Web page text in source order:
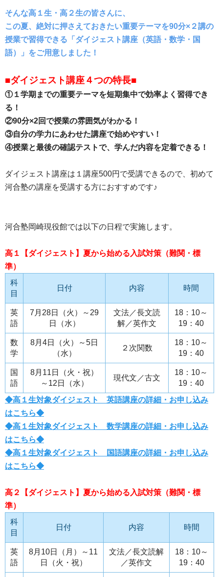
そんな高１生・高２生の皆さんに、
この夏、絶対に押さえておきたい重要テーマを90分×２講の
授業で習得できる「ダイジェスト講座（英語・数学・国
語）」をご用意しました！
■ダイジェスト講座４つの特長■
①１学期までの重要テーマを短期集中で効率よく習得でき
る！
②90分×2回で授業の雰囲気がわかる！
③自分の学力にあわせた講座で始めやすい！
④授業と最後の確認テストで、学んだ内容を定着できる！
ダイジェスト講座は１講座500円で受講できるので、初めて
河合塾の講座を受講する方におすすめです♪
河合塾岡崎現役館では以下の日程で実施します。
高１【ダイジェスト】夏から始める入試対策（難関・標
準）
科
目
日付 内容 時間
英
語
7月28日（火）～29
日（水）
文法／長文読
解／英作文
18：10～
19：40
数
学
8月4日（火）～5日
（水）
２次関数
18：10～
19：40
国
語
8月11日（火・祝）
～12日（水）
現代文／古文
18：10～
19：40
◆高１生対象ダイジェスト 英語講座の詳細・お申し込み
はこちら◆
◆高１生対象ダイジェスト 数学講座の詳細・お申し込み
はこちら◆
◆高１生対象ダイジェスト 国語講座の詳細・お申し込み
はこちら◆
高２【ダイジェスト】夏から始める入試対策（難関・標
準）
科
目
日付 内容 時間
英
語
8月10日（月）～11
日（火・祝）
文法／長文読解
／英作文
18：10～
19：40